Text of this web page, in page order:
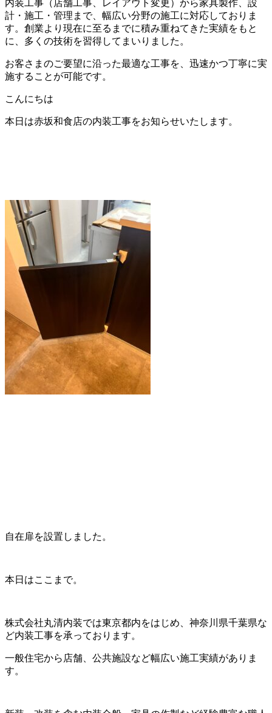
内装工事（店舗工事、レイアウト変更）から家具製作、設
計・施工・管理まで、幅広い分野の施工に対応しておりま
す。創業より現在に至るまでに積み重ねてきた実績をもと
に、多くの技術を習得してまいりました。
お客さまのご要望に沿った最適な工事を、迅速かつ丁寧に実
施することが可能です。
こんにちは
本日は赤坂和食店の内装工事をお知らせいたします。
自在扉を設置しました。
本日はここまで。
株式会社丸清内装では東京都内をはじめ、神奈川県千葉県な
ど内装工事を承っております。
一般住宅から店舗、公共施設など幅広い施工実績がありま
す。